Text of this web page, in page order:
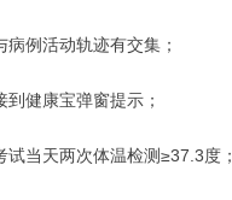
例活动轨迹有交集；
健康宝弹窗提示；
当天两次体温检测≥37.3度；